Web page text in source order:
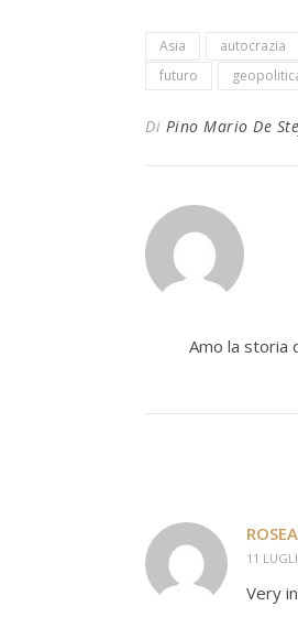
Asia autocrazia
futuro
Di Pino Mario De
Amo la storia
11
Very